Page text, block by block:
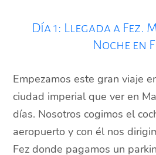
Día 1: Llegada a Fez.
Noche en
Empezamos este gran viaje
ciudad imperial que ver en
días. Nosotros cogimos el
aeropuerto y con él nos
Fez donde pagamos un